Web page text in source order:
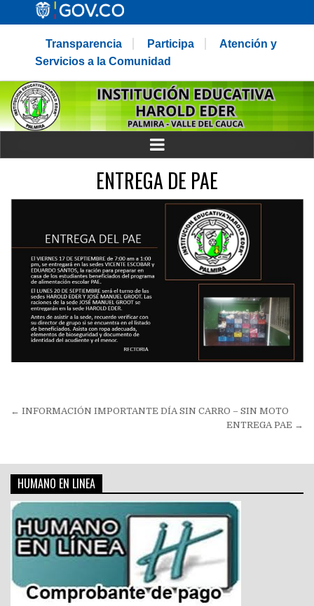
Transparencia Participa
Atención y
Servicios a la Comunidad
ENTREGA DE PAE
Navegación
← INFORMACIÓN IMPORTANTE DÍA SIN CARRO – SIN MOTO
ENTREGA PAE →
HUMANO EN LINEA